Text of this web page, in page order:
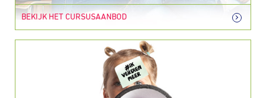
BEKIJK HET CURSUSAANBOD